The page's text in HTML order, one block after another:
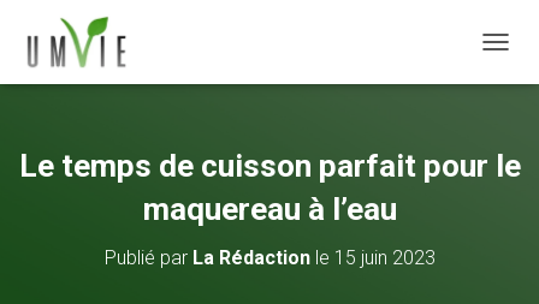
Le temps de cuisson parfait pour le
maquereau à l’eau
Publié par La Rédactionle 15 juin 2023